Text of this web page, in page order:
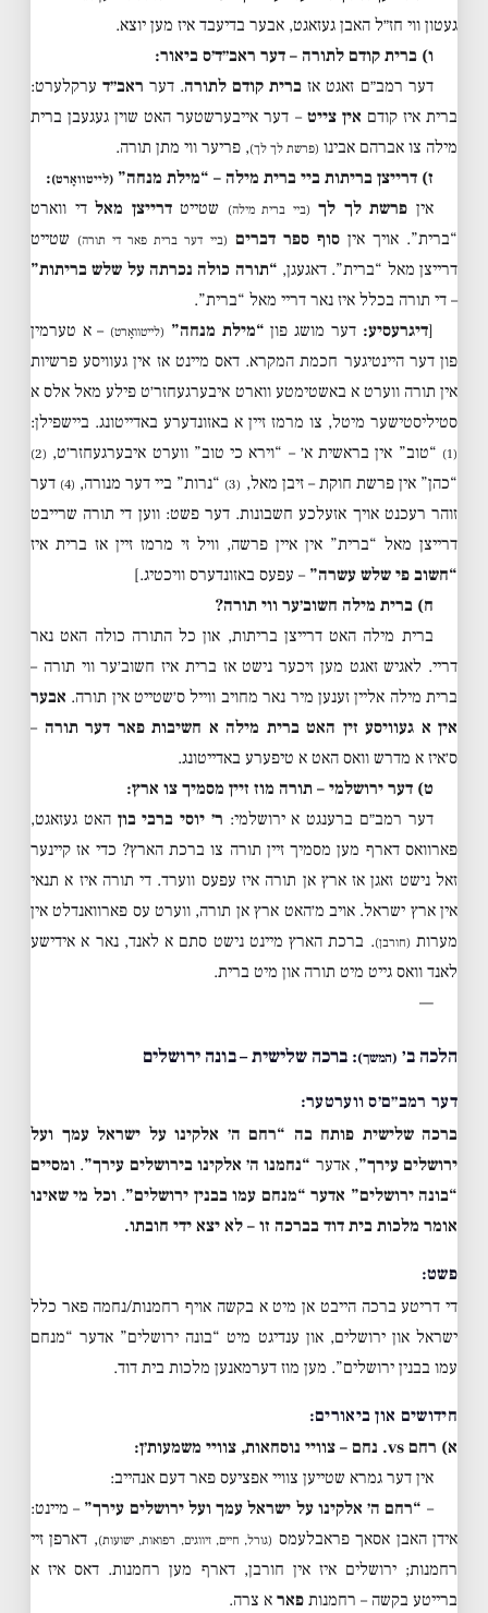
געטון ווי חז״ל האבן געזאגט, אבער בדיעבד איז מען יוצא.
ו) ברית קודם לתורה – דער ראב״ד׳ס ביאור:
דער רמב״ם זאגט אז ברית קודם לתורה. דער ראב״דערקלערט:
ברית איז קודם אין צייט – דער אייבערשטער האט שוין געגעבן ברית
מילה צו אברהם אבינו (פרשת לך לך), פריער ווי מתן תורה.
ז) דרייצן בריתות ביי ברית מילה – “מילת מנחה”(לייטוואָרט):
אין פרשת לך לך (ביי ברית מילה) שטייטדרייצן מאלדי ווארט
“ברית”. אויך איןסוף ספר דברים (ביי דער ברית פאר די תורה) שטייט
דרייצן מאל “ברית”. דאגעגן, “תורה כולה נכרתה על שלש בריתות”
– די תורה בכלל איז נאר דריי מאל “ברית”.
[דיגרעסיע: דער מושג פון “מילת מנחה” (לייטוואָרט) – א טערמין
פון דער היינטיגער חכמת המקרא. דאס מיינט אז אין געוויסע פרשיות
אין תורה ווערט א באשטימטע ווארט איבערגעחזר׳ט פילע מאל אלס א
סטיליסטישער מיטל, צו מרמז זיין א באזונדערע באדייטונג. ביישפילן:
(1) “טוב” אין בראשית א׳ – “וירא כי טוב” ווערט איבערגעחזר׳ט, (2)
“כהן” אין פרשת חוקת – זיבן מאל, (3) “נרות” ביי דער מנורה, (4)
דער
זוהר רעכנט אויך אזעלכע חשבונות. דער פשט: ווען די תורה שרייבט
דרייצן מאל “ברית” אין איין פרשה, וויל זי מרמז זיין אז ברית איז
“חשוב פי שלש עשרה” – עפעס באזונדערס וויכטיג.]
ח) ברית מילה חשוב׳ער ווי תורה?
ברית מילה האט דרייצן בריתות, און כל התורה כולה האט נאר
דריי. לאגיש זאגט מען זיכער נישט אז ברית איז חשוב׳ער ווי תורה –
ברית מילה אליין זענען מיר נאר מחויב ווייל ס׳שטייט אין תורה. אבער
אין א געוויסע זין האט ברית מילה א חשיבות פאר דער תורה –
ס׳איז א מדרש וואס האט א טיפערע באדייטונג.
ט) דער ירושלמי – תורה מוז זיין מסמיך צו ארץ:
דער רמב״ם ברענגט א ירושלמי: ר׳ יוסי ברבי בון האט געזאגט,
פארוואס דארף מען מסמיך זיין תורה צו ברכת הארץ? כדי אז קיינער
זאל נישט זאגן אז ארץ אן תורה איז עפעס ווערד. די תורה איז א תנאי
אין ארץ ישראל. אויב מ׳האט ארץ אן תורה, ווערט עס פארוואנדלט אין
מערות (חורבן). ברכת הארץ מיינט נישט סתם א לאנד, נאר א אידישע
לאנד וואס גייט מיט תורה און מיט ברית.
—
הלכה ב׳ (המשך): ברכה שלישית – בונה ירושלים
דער רמב״ם׳ס ווערטער:
ברכה שלישית פותח בה “רחם ה׳ אלקינו על ישראל עמך ועל
ירושלים עירך”, אדער “נחמנו ה׳ אלקינו בירושלים עירך”. ומסיים
“בונה ירושלים” אדער “מנחם עמו בבנין ירושלים”.וכל מי שאינו
אומר מלכות בית דוד בברכה זו – לא יצא ידי חובתו.
פשט:
די דריטע ברכה הייבט אן מיט א בקשה אויף רחמנות/נחמה פאר כלל
ישראל און ירושלים, און ענדיגט מיט “בונה ירושלים” אדער “מנחם
עמו בבנין ירושלים”. מען מוז דערמאנען מלכות בית דוד.
חידושים און ביאורים:
א) רחם vs. נחם – צוויי נוסחאות, צוויי משמעות׳ן:
אין דער גמרא שטייען צוויי אפציעס פאר דעם אנהייב:
– “רחם ה׳ אלקינו על ישראל עמך ועל ירושלים עירך” – מיינט:
אידן האבן אסאך פראבלעמס (גורל, חיים, זיווגים, רפואות, ישועות), דארפן זיי
רחמנות; ירושלים איז אין חורבן, דארף מען רחמנות. דאס איז א
ברייטע בקשה – רחמנות פאר א צרה.